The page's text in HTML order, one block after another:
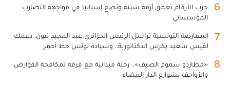
6
حرب الأرقام تعمق أزمة سبتة وتضع إسبانيا في مواجهة التضارب
المؤسساتي
7
المعارضة التونسية تراسل الرئيس الجزائري عبد المجيد تبون: دعمك
لقيس سعيد يكرس الدكتاتورية.. وسيادة تونس خط أحمر
8
«مطارِدو سموم الصيف».. رحلة ميدانية مع فرقة لمكافحة القوارض
والزواحف بشوارع الدار البيضاء